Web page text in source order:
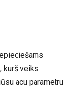
kurš veiks
acu parametru